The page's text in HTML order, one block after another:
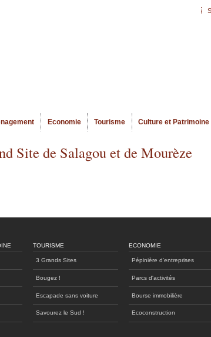
Economie Tourisme Culture et Patrimoine
Site de Salagou et de Mourèze
TOURISME
3 Grands Sites
Bougez !
Escapade sans voiture
Savourez le Sud !
ECONOMIE
Pépinière d'entreprises
Parcs d'activités
Bourse immobilière
Ecoconstruction